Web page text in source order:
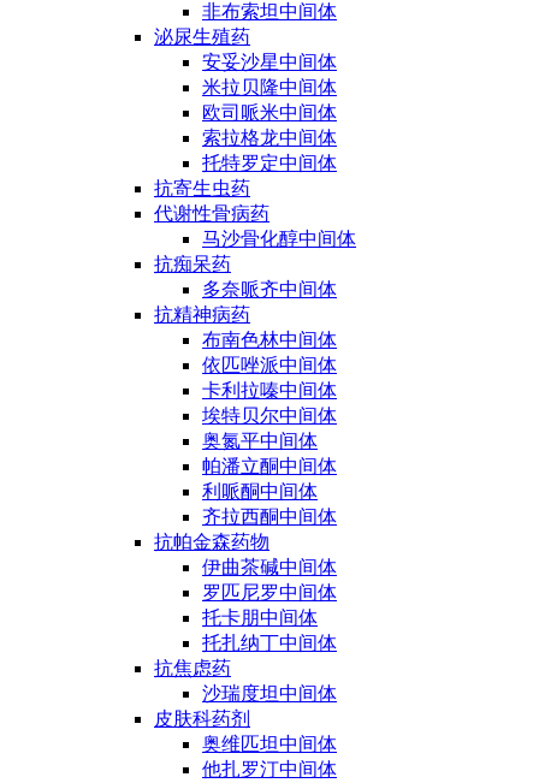
非布索坦中间体
泌尿生殖药
安妥沙星中间体
米拉贝隆中间体
欧司哌米中间体
索拉格龙中间体
托特罗定中间体
抗寄生虫药
代谢性骨病药
马沙骨化醇中间体
抗痴呆药
多奈哌齐中间体
抗精神病药
布南色林中间体
依匹唑派中间体
卡利拉嗪中间体
埃特贝尔中间体
奥氮平中间体
帕潘立酮中间体
利哌酮中间体
齐拉西酮中间体
抗帕金森药物
伊曲茶碱中间体
罗匹尼罗中间体
托卡朋中间体
托扎纳丁中间体
抗焦虑药
沙瑞度坦中间体
皮肤科药剂
奥维匹坦中间体
他扎罗汀中间体